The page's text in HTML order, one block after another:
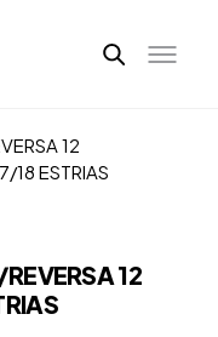
12
18 ESTRIAS
12